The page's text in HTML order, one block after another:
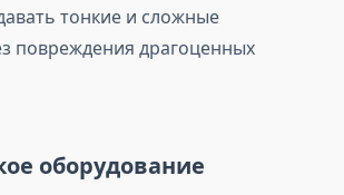
тонкие и сложные
повреждения драгоценных
оборудование